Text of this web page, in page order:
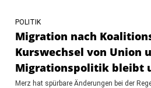
POLITIK
Migration nach
Kurswechsel von Union
Migrationspolitik bleibt
Merz hat spürbare Änderungen bei der